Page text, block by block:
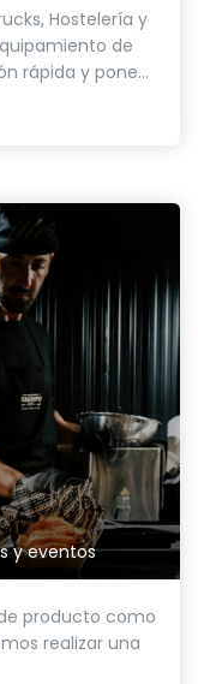
Hostelería y
de
rápida y pone...
y eventos
producto como
realizar una